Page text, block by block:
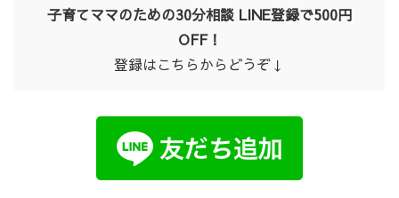
子育てママのための30分相談 LINE登録で500円
OFF！
登録はこちらからどうぞ↓